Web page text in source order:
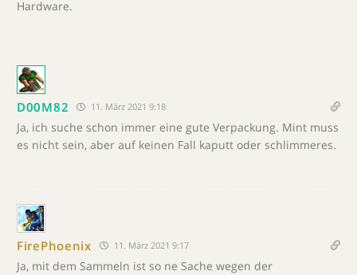
Hardware.
D00M82 11. März 2021 9:18
Ja, ich suche schon immer eine gute Verpackung. Mint muss
es nicht sein, aber auf keinen Fall kaputt oder schlimmeres.
FirePhoenix 11. März 2021 9:17
Ja, mit dem Sammeln ist so ne Sache wegen der